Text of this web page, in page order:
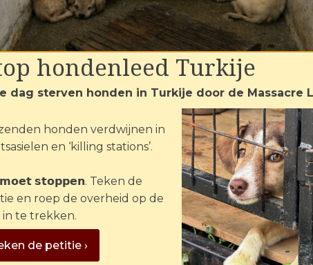
hondenleed Turkije
dag sterven honden in Turkije door de Massacre
honden verdwijnen in
en ‘killing stations’.
𝗺𝗼𝗲𝘁 𝘀𝘁𝗼𝗽𝗽𝗲𝗻. Teken de
en roep de overheid op de
te trekken.
de petitie ›